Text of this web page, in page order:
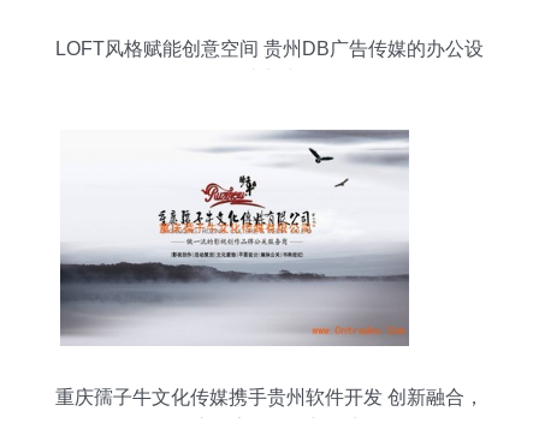
LOFT风格赋能创意空间 贵州DB广告传媒的办公设
重庆孺子牛文化传媒携手贵州软件开发 创新融合，